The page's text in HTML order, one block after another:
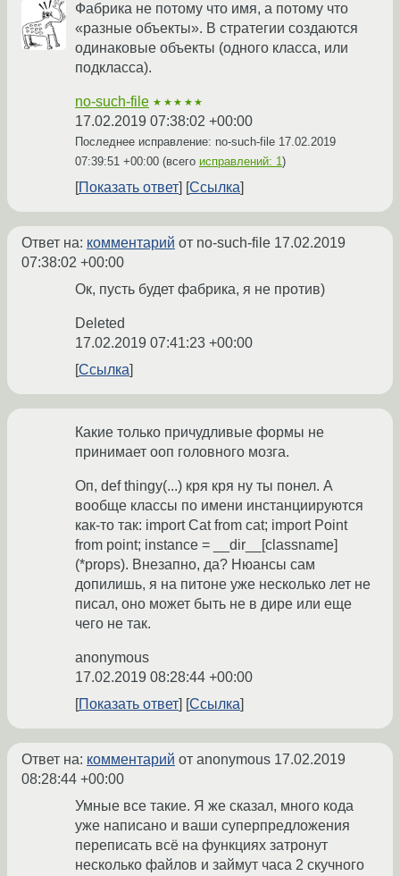
Фабрика не потому что имя, а потому что
«разные объекты». В стратегии создаются
одинаковые объекты (одного класса, или
подкласса).
no-such-file ★★★★★
17.02.2019 07:38:02 +00:00
Последнее исправление: no-such-file 17.02.2019
07:39:51 +00:00 (всего исправлений: 1)
Показать ответ Ссылка
Ответ на: комментарий от no-such-file 17.02.2019
07:38:02 +00:00
Ок, пусть будет фабрика, я не против)
Deleted
17.02.2019 07:41:23 +00:00
Ссылка
Какие только причудливые формы не
принимает ооп головного мозга.
Оп, def thingy(...) кря кря ну ты понел. А
вообще классы по имени инстанциируются
как-то так: import Cat from cat; import Point
from point; instance = __dir__[classname]
(*props). Внезапно, да? Нюансы сам
допилишь, я на питоне уже несколько лет не
писал, оно может быть не в дире или еще
чего не так.
anonymous
17.02.2019 08:28:44 +00:00
Показать ответ
Ссылка
Ответ на: комментарий от anonymous 17.02.2019
08:28:44 +00:00
Умные все такие. Я же сказал, много кода
уже написано и ваши суперпредложения
переписать всё на функциях затронут
несколько файлов и займут часа 2 скучного